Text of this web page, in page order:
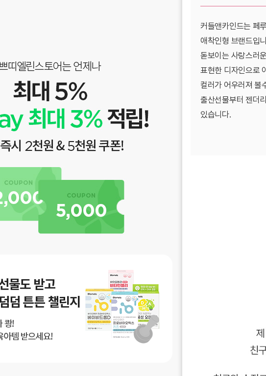
커들앤카인드는 페
애착인형 브랜드입
돋보이는 사랑스러
표현한 디자인으로
컬러가 어우러져 볼
출산선물부터 젠더
있습니다.